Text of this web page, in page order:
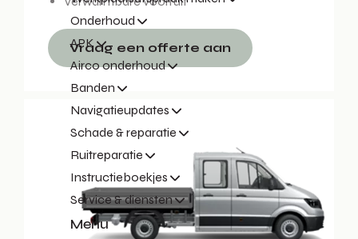
Onderhoud
APK
Airco onderhoud
Banden
Navigatieupdates
Schade & reparatie
Ruitreparatie
Instructieboekjes
Service & diensten
Menu
Vraag een offerte aan